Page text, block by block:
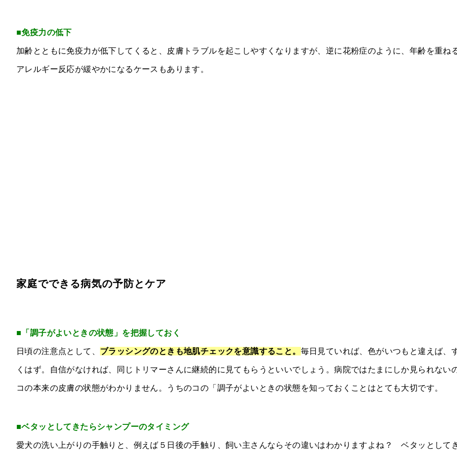
■免疫力の低下
加齢とともに免疫力が低下してくると、皮膚トラブルを起こしやすくなりますが、逆に花粉症のように、年齢を重ね
アレルギー反応が緩やかになるケースもあります。
家庭でできる病気の予防とケア
■「調子がよいときの状態」を把握しておく
日頃の注意点として、 ブラッシングのときも地肌チェックを意識すること。 毎日見ていれば、色がいつもと違えば、
くはず。自信がなければ、同じトリマーさんに継続的に見てもらうといいでしょう。病院ではたまにしか見られない
コの本来の皮膚の状態がわかりません。うちのコの「調子がよいときの状態を知っておくことはとても大切です。
■ベタッとしてきたらシャンプーのタイミング
愛犬の洗い上がりの手触りと、例えば５日後の手触り、飼い主さんならその違いはわかりますよね？ ベタッとして